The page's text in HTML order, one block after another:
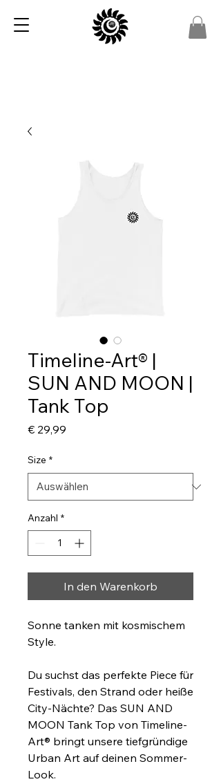
Timeline-Art® |
SUN AND MOON |
Tank Top
€ 29,99
Size *
Anzahl *
In den Warenkorb
Sonne tanken mit kosmischem
Style.
Du suchst das perfekte Piece für
Festivals, den Strand oder heiße
City-Nächte? Das SUN AND
MOON Tank Top von Timeline-
Art® bringt unsere tiefgründige
Urban Art auf deinen Sommer-
Look.